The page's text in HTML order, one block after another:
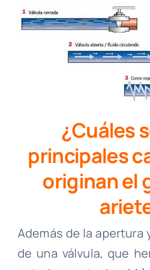
¿Cuáles
principales
originan el
Además de la apertura
de una válvula, que